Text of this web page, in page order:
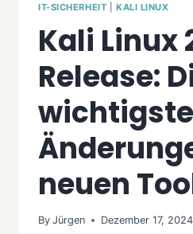
IT-SICHERHEIT KALI LINUX
Kali Linux
Release:
neuen
By Jürgen Dezember 17, 2024